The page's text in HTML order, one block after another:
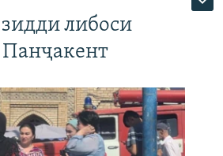
либоси
Панҷакент